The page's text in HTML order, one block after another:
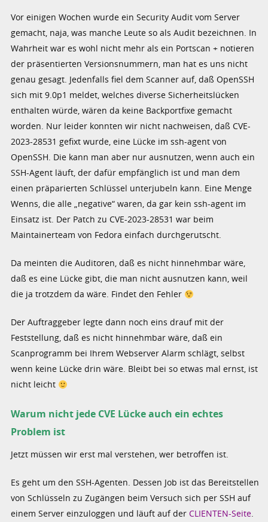
Vor einigen Wochen wurde ein Security Audit vom Server
gemacht, naja, was manche Leute so als Audit bezeichnen. In
Wahrheit war es wohl nicht mehr als ein Portscan + notieren
der präsentierten Versionsnummern, man hat es uns nicht
genau gesagt. Jedenfalls fiel dem Scanner auf, daß OpenSSH
sich mit 9.0p1 meldet, welches diverse Sicherheitslücken
enthalten würde, wären da keine Backportfixe gemacht
worden. Nur leider konnten wir nicht nachweisen, daß CVE-
2023-28531 gefixt wurde, eine Lücke im ssh-agent von
OpenSSH. Die kann man aber nur ausnutzen, wenn auch ein
SSH-Agent läuft, der dafür empfänglich ist und man dem
einen präparierten Schlüssel unterjubeln kann. Eine Menge
Wenns, die alle „negative“ waren, da gar kein ssh-agent im
Einsatz ist. Der Patch zu CVE-2023-28531 war beim
Maintainerteam von Fedora einfach durchgerutscht.
Da meinten die Auditoren, daß es nicht hinnehmbar wäre,
daß es eine Lücke gibt, die man nicht ausnutzen kann, weil
die ja trotzdem da wäre. Findet den Fehler
Der Auftraggeber legte dann noch eins drauf mit der
Feststellung, daß es nicht hinnehmbar wäre, daß ein
Scanprogramm bei Ihrem Webserver Alarm schlägt, selbst
wenn keine Lücke drin wäre. Bleibt bei so etwas mal ernst, ist
nicht leicht
Warum nicht jede CVE Lücke auch ein echtes
Problem ist
Jetzt müssen wir erst mal verstehen, wer betroffen ist.
Es geht um den SSH-Agenten. Dessen Job ist das Bereitstellen
von Schlüsseln zu Zugängen beim Versuch sich per SSH auf
einem Server einzuloggen und läuft auf derCLIENTEN-Seite.